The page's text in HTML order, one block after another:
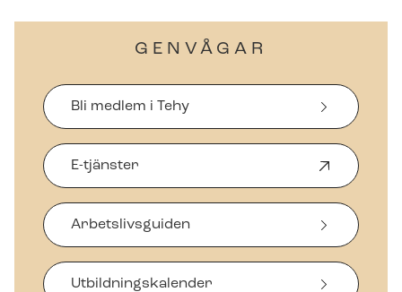
GENVÅGAR
Bli medlem i Tehy
E-tjänster
Ö
p
n
a
s
i
Arbetslivsguiden
Ut­bild­nings­ka­len­der